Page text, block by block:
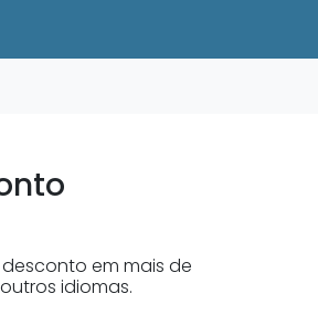
em mais de
idiomas.